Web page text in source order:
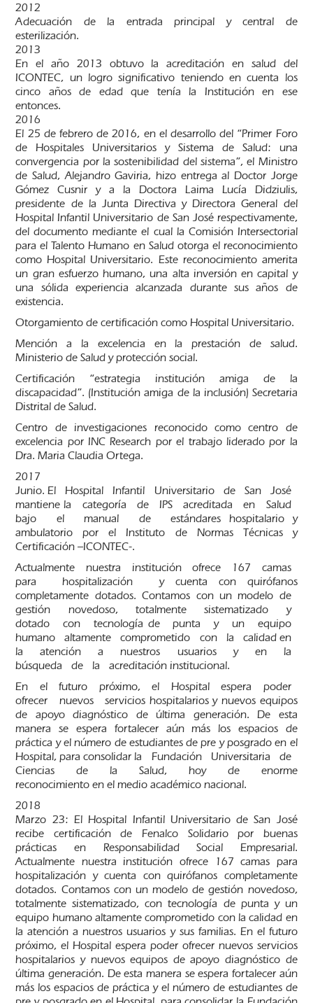
2012
Adecuación de la entrada principal y central de
esterilización.
2013
En el año 2013 obtuvo la acreditación en salud del
ICONTEC, un logro significativo teniendo en cuenta los
cinco años de edad que tenía la Institución en ese
entonces.
2016
El 25 de febrero de 2016, en el desarrollo del “Primer Foro
de Hospitales Universitarios y Sistema de Salud: una
convergencia por la sostenibilidad del sistema”, el Ministro
de Salud, Alejandro Gaviria, hizo entrega al Doctor Jorge
Gómez Cusnir y a la Doctora Laima Lucía Didziulis,
presidente de la Junta Directiva y Directora General del
Hospital Infantil Universitario de San José respectivamente,
del documento mediante el cual la Comisión Intersectorial
para el Talento Humano en Salud otorga el reconocimiento
como Hospital Universitario. Este reconocimiento amerita
un gran esfuerzo humano, una alta inversión en capital y
una sólida experiencia alcanzada durante sus años de
existencia.
Otorgamiento de certificación como Hospital Universitario.
Mención a la excelencia en la prestación de salud.
Ministerio de Salud y protección social.
Certificación “estrategia institución amiga de la
discapacidad”. (Institución amiga de la inclusión) Secretaria
Distrital de Salud.
Centro de investigaciones reconocido como centro de
excelencia por INC Research por el trabajo liderado por la
Dra. Maria Claudia Ortega.
2017
Junio. El Hospital Infantil Universitario de San José
mantiene la categoría de IPS acreditada en Salud
bajo el manual de estándares hospitalario y
ambulatorio por el Instituto de Normas Técnicas y
Certificación –ICONTEC-.
Actualmente nuestra institución ofrece 167 camas
para hospitalización y cuenta con quirófanos
completamente dotados. Contamos con un modelo de
gestión novedoso, totalmente sistematizado y
dotado con tecnología de punta y un equipo
humano altamente comprometido con la calidad en
la atención a nuestros usuarios y en la
búsqueda de la acreditación institucional.
En el futuro próximo, el Hospital espera poder
ofrecer nuevos servicios hospitalarios y nuevos equipos
de apoyo diagnóstico de última generación. De esta
manera se espera fortalecer aún más los espacios de
práctica y el número de estudiantes de pre y posgrado en el
Hospital, para consolidar la Fundación Universitaria de
Ciencias de la Salud, hoy de enorme
reconocimiento en el medio académico nacional.
2018
Marzo 23: El Hospital Infantil Universitario de San José
recibe certificación de Fenalco Solidario por buenas
prácticas en Responsabilidad Social Empresarial.
Actualmente nuestra institución ofrece 167 camas para
hospitalización y cuenta con quirófanos completamente
dotados. Contamos con un modelo de gestión novedoso,
totalmente sistematizado, con tecnología de punta y un
equipo humano altamente comprometido con la calidad en
la atención a nuestros usuarios y sus familias. En el futuro
próximo, el Hospital espera poder ofrecer nuevos servicios
hospitalarios y nuevos equipos de apoyo diagnóstico de
última generación. De esta manera se espera fortalecer aún
más los espacios de práctica y el número de estudiantes de